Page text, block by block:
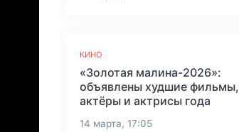
КИНО
«Золотая малина-2026»:
объявлены худшие фильмы,
актёры и актрисы года
14 марта, 17:05